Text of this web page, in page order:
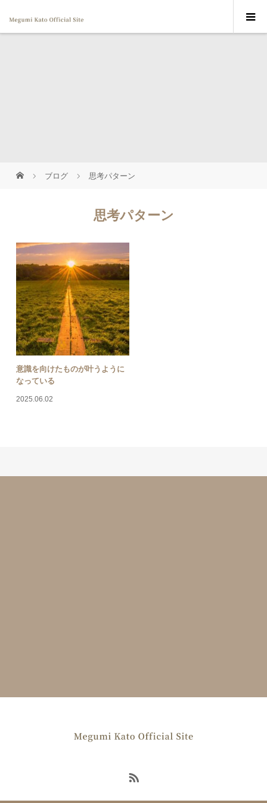
ブログ 思考パターン
思考パターン
意識を向けたものが叶うように
なっている
2025.06.02